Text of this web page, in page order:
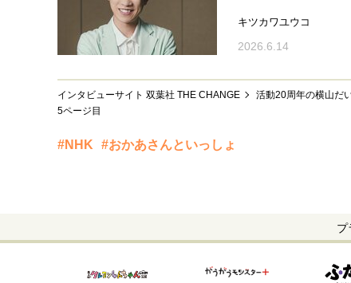
キツカワユウコ
2026.6.14
インタビューサイト 双葉社 THE CHANGE
活動20周年の横山だ
5ページ目
#NHK #おかあさんといっしょ
プ